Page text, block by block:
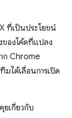
ที่เป็นประโยชน์
ของโค้ดที่แปลง
ก Chrome
ได้เลื่อนการเปิด
ยเกี่ยวกับ